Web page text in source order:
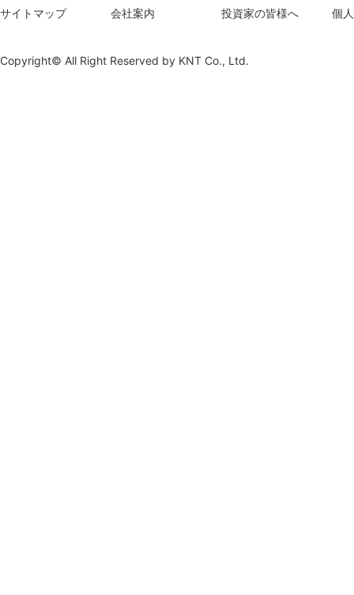
サイトマップ 会社案内 投資家の皆様へ 個
Copyright© All Right Reserved by KNT Co., Ltd.